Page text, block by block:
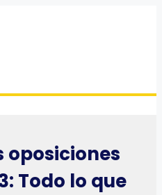
oposiciones
Todo lo que